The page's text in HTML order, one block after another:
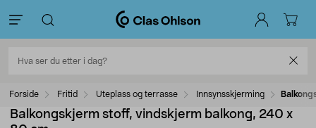
Forside Fritid Uteplass og terrasse Innsynsskjerming
Balkongskjerm stoff, vindskjerm balkong, 240 x